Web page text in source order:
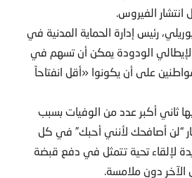
الفيروس.
رئيس إدارة الحماية المدنية في
الإيطالي الودودة يمكن أن تسهم في
على أن يكونوا «أقل انفتاحاً
ثاني أكبر عدد من الوفيات بسبب
“لن أصافحك لأنني أحبك” في كل
لإلقاء تحية تتمثل في دفع قبضة
دون ملامسة.